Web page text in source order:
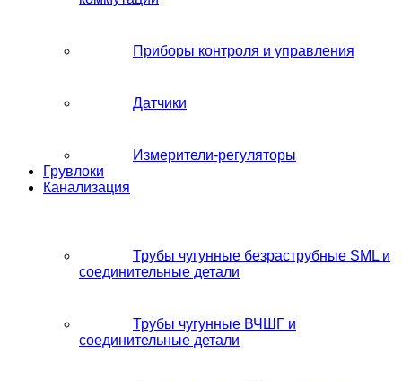
Приборы контроля и управления
Датчики
Измерители-регуляторы
Грувлоки
Канализация
Трубы чугунные безраструбные SML и
соединительные детали
Трубы чугунные ВЧШГ и
соединительные детали